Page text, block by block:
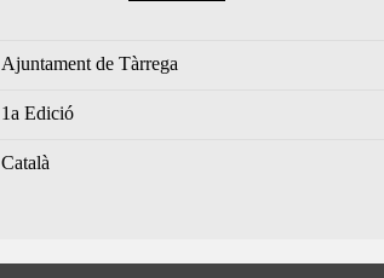
Ajuntament de Tàrrega
1a Edició
Català